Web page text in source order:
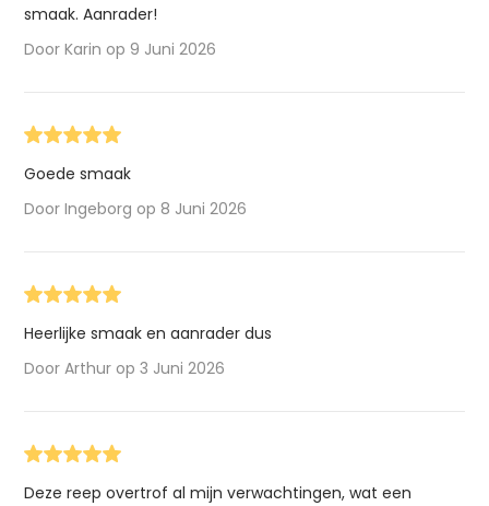
smaak. Aanrader!
Door Karin op 9 Juni 2026
Goede smaak
Door Ingeborg op 8 Juni 2026
Heerlijke smaak en aanrader dus
Door Arthur op 3 Juni 2026
Deze reep overtrof al mijn verwachtingen, wat een